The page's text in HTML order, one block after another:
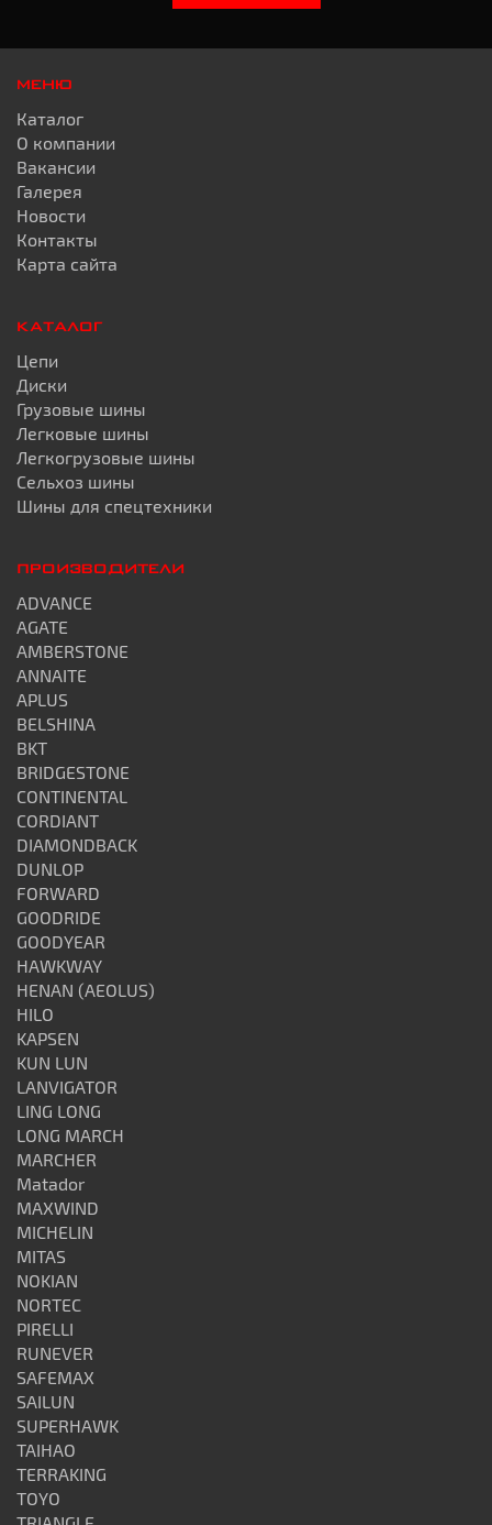
МЕНЮ
Каталог
О компании
Вакансии
Галерея
Новости
Контакты
Карта сайта
КАТАЛОГ
Цепи
Диски
Грузовые шины
Легковые шины
Легкогрузовые шины
Сельхоз шины
Шины для спецтехники
ПРОИЗВОДИТЕЛИ
ADVANCE
AGATE
AMBERSTONE
ANNAITE
APLUS
BELSHINA
BKT
BRIDGESTONE
CONTINENTAL
CORDIANT
DIAMONDBACK
DUNLOP
FORWARD
GOODRIDE
GOODYEAR
HAWKWAY
HENAN (AEOLUS)
HILO
KAPSEN
KUN LUN
LANVIGATOR
LING LONG
LONG MARCH
MARCHER
Matador
MAXWIND
MICHELIN
MITAS
NOKIAN
NORTEC
PIRELLI
RUNEVER
SAFEMAX
SAILUN
SUPERHAWK
TAIHAO
TERRAKING
TOYO